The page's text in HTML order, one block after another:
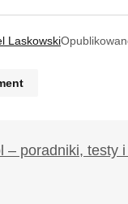
Laskowski
nie zostanie
są oznaczone